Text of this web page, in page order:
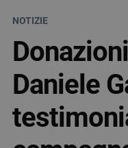
NOTIZIE
Daniele